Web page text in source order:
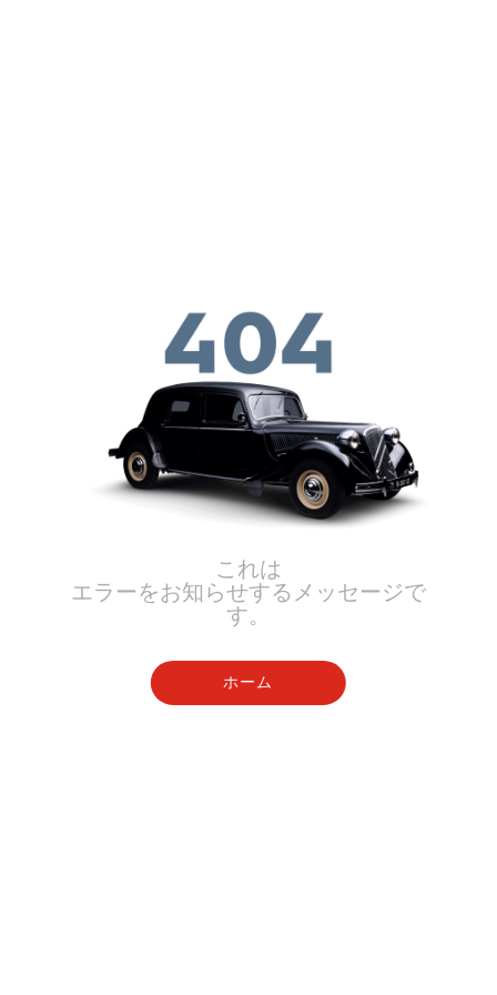
これは
エラーをお知らせするメッセージで
す。
ホーム